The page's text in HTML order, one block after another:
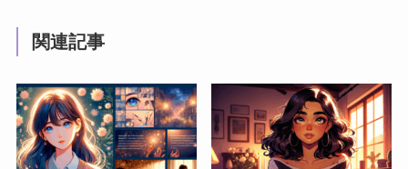
関連記事